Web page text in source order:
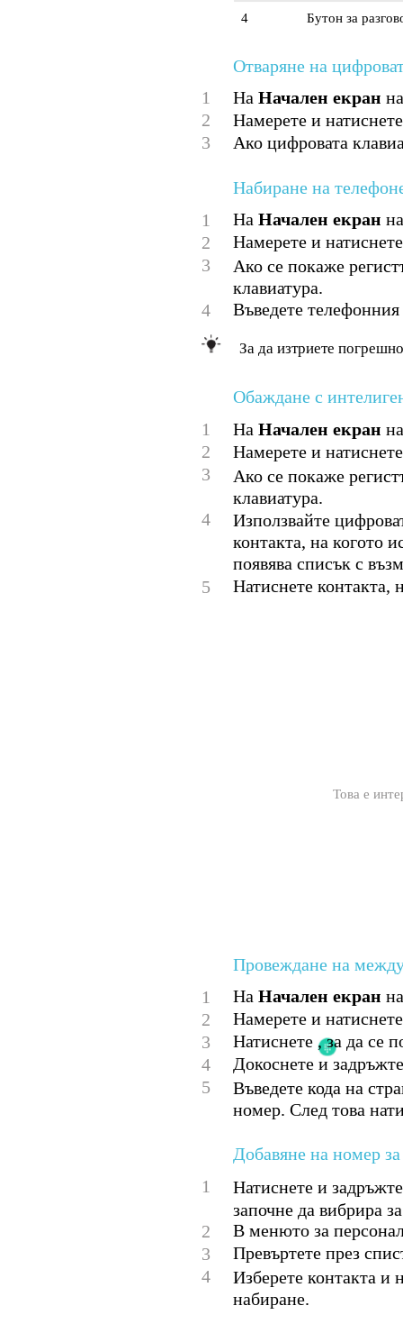
4 Бутон за
Отваряне на
1
На Начален екран
2
Намерете и
3
Ако цифровата
Набиране на
1
На Начален екран
2
Намерете и
3
Ако се покаже
клавиатура.
4
Въведете
За да изтриете
Обаждане с
1
На Начален екран
2
Намерете и
3
Ако се покаже
клавиатура.
4
Използвайте
контакта, на когото
появява списък с
5
Натиснете контакта,
Това е
Провеждане на
1
На Начален екран
2
Намерете и
3
Натиснете , за да се
4
Докоснете и
5
Въведете кода на
номер. След това
Добавяне на номер
1
Натиснете и
започне да вибрира
2
В менюто за
3
Превъртете през
4
Изберете контакта и
набиране.